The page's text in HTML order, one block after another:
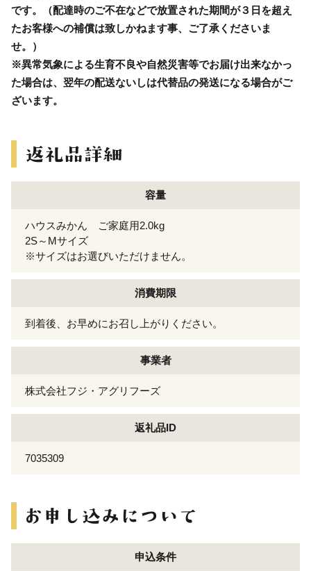
です。（配達時のご不在などで放置された期間が３日を超え
たお客様への補償は致しかねます事、ご了承くださいま
せ。）
※異常気象による生育不良や自然災害等でお届け出来なかっ
た場合は、翌年の配送ないしは代替品の発送になる場合がご
ざいます。
容量
ハウスみかん ご家庭用2.0kg
2S～Mサイズ
※サイズはお選びいただけません。
消費期限
到着後、お早めにお召し上がりください。
事業者
株式会社フジ・アグリフーズ
返礼品ID
7035309
申込条件